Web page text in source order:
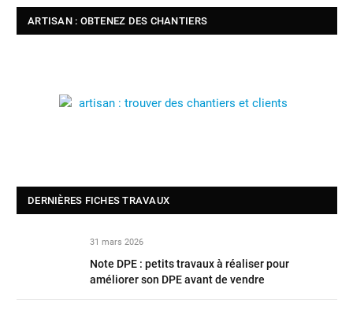
ARTISAN : OBTENEZ DES CHANTIERS
DERNIÈRES FICHES TRAVAUX
31 mars 2026
Note DPE : petits travaux à réaliser pour
améliorer son DPE avant de vendre